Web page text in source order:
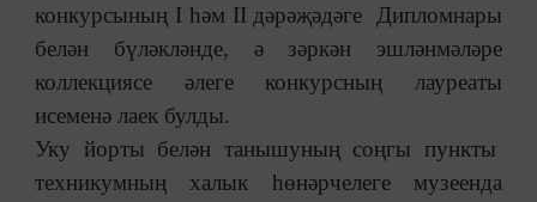
конкурсының I һәм II дәрәҗәдәге Дипломнары
белән бүләкләнде, ә зәркән эшләнмәләре
коллекциясе әлеге конкурсның лауреаты
исеменә лаек булды.
Уку йорты белән танышуның соңгы пункты
техникумның халык һөнәрчелеге музеенда